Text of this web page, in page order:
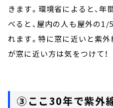
きます。環境省によると、年
べると、屋内の人も屋外の
れます。特に窓に近いと紫
が窓に近い方は気をつけて！
③ここ30年で紫外